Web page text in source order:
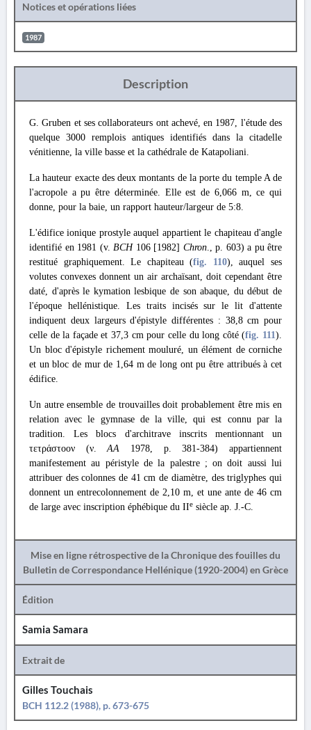
Notices et opérations liées
1987
Description
G. Gruben et ses collaborateurs ont achevé, en 1987, l'étude des
quelque 3000 remplois antiques identifiés dans la citadelle
vénitienne, la ville basse et la cathédrale de Katapoliani.
La hauteur exacte des deux montants de la porte du temple A de
l'acropole a pu être déterminée. Elle est de 6,066 m, ce qui
donne, pour la baie, un rapport hauteur/largeur de 5:8.
L'édifice ionique prostyle auquel appartient le chapiteau d'angle
identifié en 1981 (v. BCH106 [1982] Chron., p. 603) a pu être
restitué graphiquement. Le chapiteau (fig. 110), auquel ses
volutes convexes donnent un air archaïsant, doit cependant être
daté, d'après le kymation lesbique de son abaque, du début de
l'époque hellénistique. Les traits incisés sur le lit d'attente
indiquent deux largeurs d'épistyle différentes : 38,8 cm pour
celle de la façade et 37,3 cm pour celle du long côté (fig. 111).
Un bloc d'épistyle richement mouluré, un élément de corniche
et un bloc de mur de 1,64 m de long ont pu être attribués à cet
édifice.
Un autre ensemble de trouvailles doit probablement être mis en
relation avec le gymnase de la ville, qui est connu par la
tradition. Les blocs d'architrave inscrits mentionnant un
τετράστοον (ν.AΑ 1978, p. 381-384) appartiennent
manifestement au péristyle de la palestre ; on doit aussi lui
attribuer des colonnes de 41 cm de diamètre, des triglyphes qui
donnent un entrecolonnement de 2,10 m, et une ante de 46 cm
de large avec inscription éphébique du IIe siècle ap. J.-C.
Mise en ligne rétrospective de la Chronique des fouilles du
Bulletin de Correspondance Hellénique (1920-2004) en Grèce
Édition
Samia Samara
Extrait de
Gilles Touchais
BCH 112.2 (1988), p. 673-675